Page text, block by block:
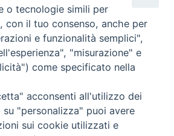
- Tutti i diritti riservati - Vita
o tecnologie simili per
con il tuo consenso, anche per
e funzionalità semplici",
"misurazione" e
come specificato nella
acconsenti all'utilizzo dei
"personalizza" puoi avere
sui cookie utilizzati e